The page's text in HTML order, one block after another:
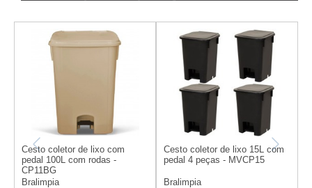
Cesto coletor de lixo com
pedal 100L com rodas -
CP11BG
Bralimpia
Cesto coletor de lixo 15L com
pedal 4 peças - MVCP15
Bralimpia